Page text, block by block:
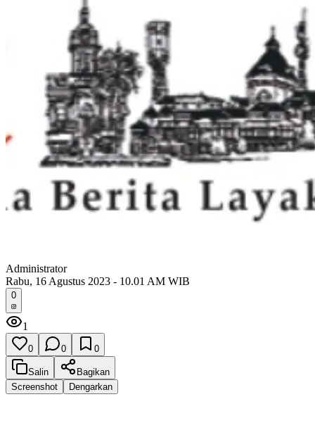
Administrator
Rabu, 16 Agustus 2023 - 10.01 AM WIB
0
1
0 0 0
Salin
Bagikan
Screenshot
Dengarkan